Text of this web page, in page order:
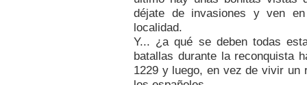
déjate de invasiones y ven
localidad.
Y... ¿a qué se deben todas
batallas durante la reconquista
1229 y luego, en vez de vivir